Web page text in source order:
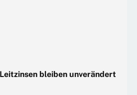
bleiben unverändert